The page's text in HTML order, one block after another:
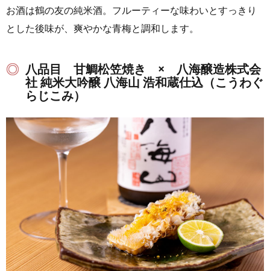
お酒は鶴の友の純米酒。フルーティーな味わいとすっきり
とした後味が、爽やかな青梅と調和します。
八品目 甘鯛松笠焼き × 八海醸造株式会
社 純米大吟醸 八海山 浩和蔵仕込（こうわぐ
らじこみ）